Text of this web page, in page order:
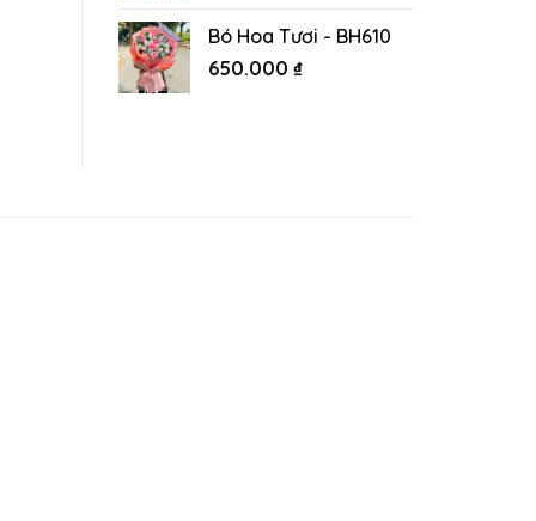
Bó Hoa Tươi - BH610
650.000 ₫